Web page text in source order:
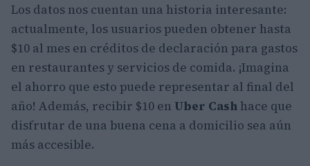
Los datos nos cuentan una historia interesante:
actualmente, los usuarios pueden obtener hasta
$10 al mes en créditos de declaración para gastos
en restaurantes y servicios de comida. ¡Imagina
el ahorro que esto puede representar al final del
año! Además, recibir $10 en Uber Cash hace que
disfrutar de una buena cena a domicilio sea aún
más accesible.